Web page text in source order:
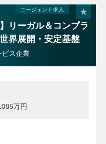
メントエージェント求人
リーガル＆コンプラ
界展開・安定基盤
ビス企業
万円